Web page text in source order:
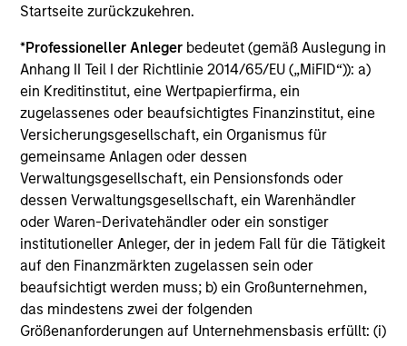
Startseite zurückzukehren.
*Professioneller Anleger bedeutet (gemäß Auslegung in
Anhang II Teil I der Richtlinie 2014/65/EU („MiFID“)): a)
ein Kreditinstitut, eine Wertpapierfirma, ein
zugelassenes oder beaufsichtigtes Finanzinstitut, eine
Versicherungsgesellschaft, ein Organismus für
gemeinsame Anlagen oder dessen
Verwaltungsgesellschaft, ein Pensionsfonds oder
dessen Verwaltungsgesellschaft, ein Warenhändler
oder Waren-Derivatehändler oder ein sonstiger
institutioneller Anleger, der in jedem Fall für die Tätigkeit
auf den Finanzmärkten zugelassen sein oder
beaufsichtigt werden muss; b) ein Großunternehmen,
das mindestens zwei der folgenden
Größenanforderungen auf Unternehmensbasis erfüllt: (i)
Nachhaltiges Investieren
Umfangreiche Palette an
Anlagestrategien für die globalen
öffentlichen und privaten Märkte